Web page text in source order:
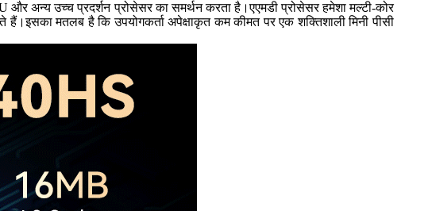
अन्य उच्च प्रदर्शन प्रोसेसर का समर्थन करता है।एएमडी प्रोसेसर हमेशा मल्टी-कोर
मतलब है कि उपयोगकर्ता अपेक्षाकृत कम कीमत पर एक शक्तिशाली मिनी पीसी